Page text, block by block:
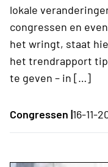
lokale
congressen en
het wringt, staat
het trendrapport
te geven – in […]
Congressen |16-11-